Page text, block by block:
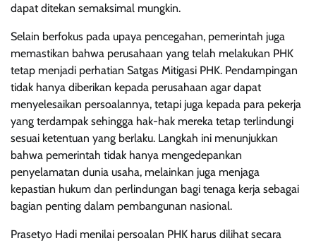
dapat ditekan semaksimal mungkin.
Selain berfokus pada upaya pencegahan, pemerintah juga
memastikan bahwa perusahaan yang telah melakukan PHK
tetap menjadi perhatian Satgas Mitigasi PHK. Pendampingan
tidak hanya diberikan kepada perusahaan agar dapat
menyelesaikan persoalannya, tetapi juga kepada para pekerja
yang terdampak sehingga hak-hak mereka tetap terlindungi
sesuai ketentuan yang berlaku. Langkah ini menunjukkan
bahwa pemerintah tidak hanya mengedepankan
penyelamatan dunia usaha, melainkan juga menjaga
kepastian hukum dan perlindungan bagi tenaga kerja sebagai
bagian penting dalam pembangunan nasional.
Prasetyo Hadi menilai persoalan PHK harus dilihat secara